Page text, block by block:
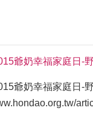
爺奶幸福家庭日-
爺奶幸福家庭日-